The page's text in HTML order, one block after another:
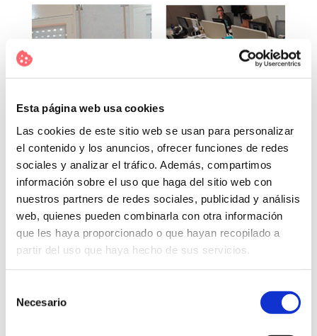
Esta página web usa cookies
Las cookies de este sitio web se usan para personalizar
el contenido y los anuncios, ofrecer funciones de redes
sociales y analizar el tráfico. Además, compartimos
información sobre el uso que haga del sitio web con
nuestros partners de redes sociales, publicidad y análisis
web, quienes pueden combinarla con otra información
que les haya proporcionado o que hayan recopilado a
partir del uso que haya hecho de sus servicios.
Necesario